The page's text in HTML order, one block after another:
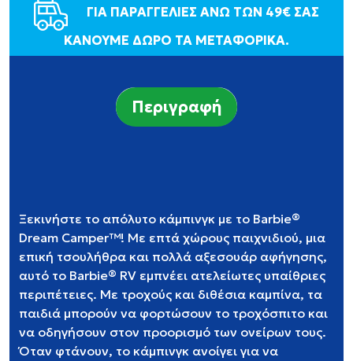
ΓΙΑ ΠΑΡΑΓΓΕΛΙΕΣ ΑΝΩ ΤΩΝ 49€ ΣΑΣ
ΚΑΝΟΥΜΕ ΔΩΡΟ ΤΑ ΜΕΤΑΦΟΡΙΚΑ.
Περιγραφή
Ξεκινήστε το απόλυτο κάμπινγκ με το Barbie®
Dream Camper™! Με επτά χώρους παιχνιδιού, μια
επική τσουλήθρα και πολλά αξεσουάρ αφήγησης,
αυτό το Barbie® RV εμπνέει ατελείωτες υπαίθριες
περιπέτειες. Με τροχούς και διθέσια καμπίνα, τα
παιδιά μπορούν να φορτώσουν το τροχόσπιτο και
να οδηγήσουν στον προορισμό των ονείρων τους.
Όταν φτάνουν, το κάμπινγκ ανοίγει για να